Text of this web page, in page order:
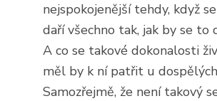
nejspokojenější tehdy, když
daří všechno tak, jak by se to
A co se takové dokonalosti
měl by k ní patřit u
Samozřejmě, že není takový